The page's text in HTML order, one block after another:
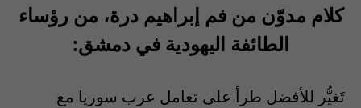
كلام مدوّن من فم إبراهيم درة، من رؤساء
الطائفة اليهودية في دمشق:
تَغيُّر للأفضل طرأ على تعامل عرب سوريا مع